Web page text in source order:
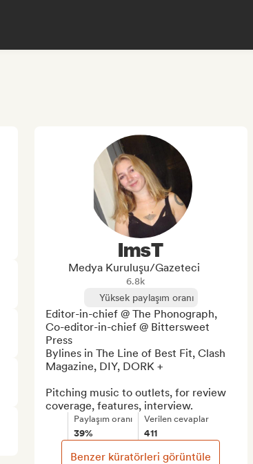
ImsT
Medya Kuruluşu/Gazeteci
6.8k
Yüksek paylaşım oranı
Editor-in-chief @ The Phonograph,
Co-editor-in-chief @ Bittersweet
Press
Bylines in The Line of Best Fit, Clash
Magazine, DIY, DORK +
Pitching music to outlets, for review
coverage, features, interview.
Paylaşım oranı
39%
Verilen cevaplar
411
Benzer küratörleri görüntüle